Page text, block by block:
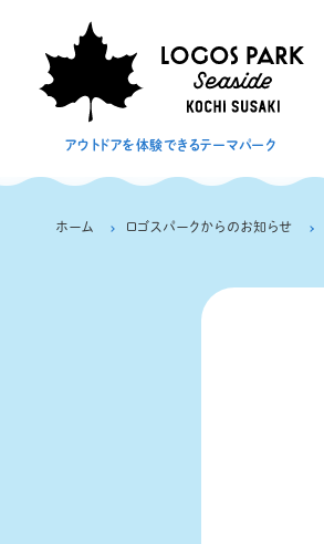
アウトドアを体験できるテーマパーク
ホーム ロゴスパークからのお知らせ